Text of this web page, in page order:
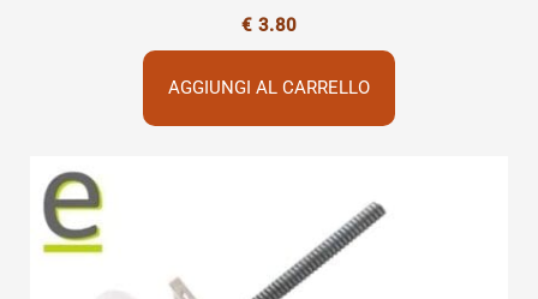
€ 3.80
AGGIUNGI AL CARRELLO